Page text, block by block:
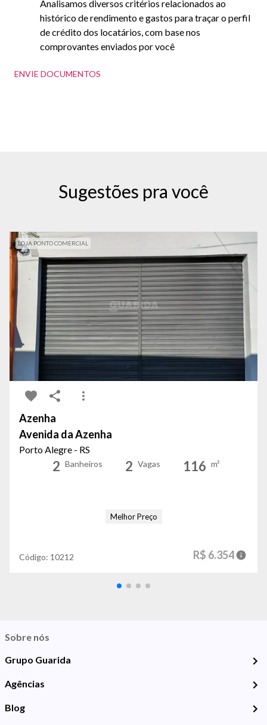
Analisamos diversos critérios relacionados ao
histórico de rendimento e gastos para traçar o perfil
de crédito dos locatários, com base nos
comprovantes enviados por você
ENVIE DOCUMENTOS
Sugestões pra você
LOJA PONTO COMERCIAL
Azenha
Avenida da Azenha
Porto Alegre - RS
2 Banheiros 2 Vagas 116 m²
Melhor Preço
Código: 10212 R$ 6.354
Sobre nós
Grupo Guarida
Agências
Blog